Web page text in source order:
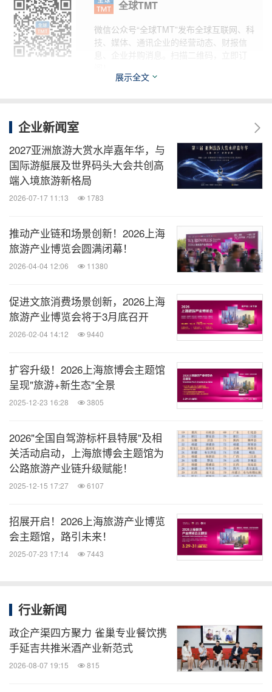
全球TMT
微信公众号“全球TMT”发布全球互联网、科
技、媒体、通讯企业的经营动态、财报信
息、企业并购消息。扫描二维码，立即订
业
旅游业
分享到：
展示全文
企业新闻室
2027亚洲旅游大赏水岸嘉年华，与
国际游艇展及世界码头大会共创高
端入境旅游新格局
2026-07-17 11:13 1783
推动产业链和场景创新！2026上海
旅游产业博览会圆满闭幕！
2026-04-04 12:06 11380
促进文旅消费场景创新，2026上海
旅游产业博览会将于3月底召开
2026-02-04 14:12 9440
扩容升级！2026上海旅博会主题馆
呈现"旅游+新生态"全景
2025-12-23 16:28 3805
2026"全国自驾游标杆县特展"及相
关活动启动，上海旅博会主题馆为
公路旅游产业链升级赋能！
2025-12-15 17:27 6107
招展开启！2026上海旅游产业博览
会主题馆，路引未来！
2025-07-23 17:14 7443
行业新闻
政企产渠四方聚力 雀巢专业餐饮携
手延吉共推米酒产业新范式
2026-08-07 19:15 815